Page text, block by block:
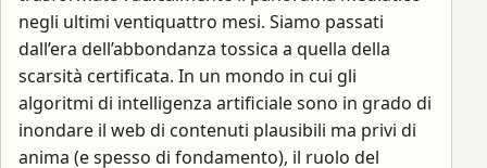
negli ultimi ventiquattro mesi. Siamo passati
dall’era dell’abbondanza tossica a quella della
scarsità certificata. In un mondo in cui gli
algoritmi di intelligenza artificiale sono in grado di
inondare il web di contenuti plausibili ma privi di
anima (e spesso di fondamento), il ruolo del